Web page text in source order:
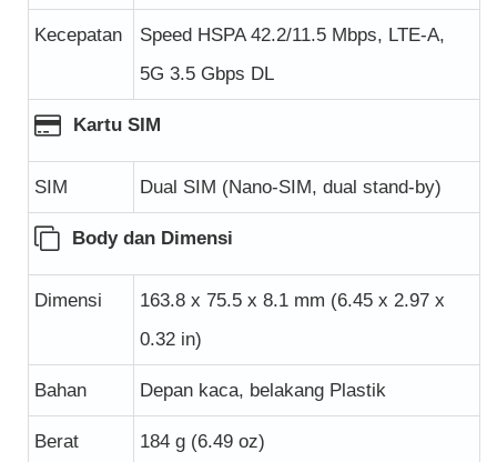
Kecepatan
Speed HSPA 42.2/11.5 Mbps, LTE-A,
5G 3.5 Gbps DL
Kartu SIM
SIM Dual SIM (Nano-SIM, dual stand-by)
Body dan Dimensi
Dimensi
163.8 x 75.5 x 8.1 mm (6.45 x 2.97 x
0.32 in)
Bahan Depan kaca, belakang Plastik
Berat 184 g (6.49 oz)